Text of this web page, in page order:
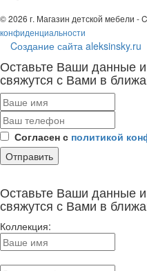
© 2026 г. Магазин детской мебели -
конфиденциальности
Cоздание сайта aleksinsky.ru
Оставьте Ваши данные
свяжутся с Вами в
Согласен с политикой
Оставьте Ваши данные
свяжутся с Вами в
Коллекция: